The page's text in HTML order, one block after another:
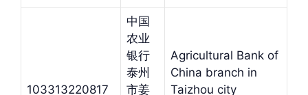
103313220817
中国
农业
银行
泰州
市姜
Agricultural Bank of
China branch in
Taizhou city